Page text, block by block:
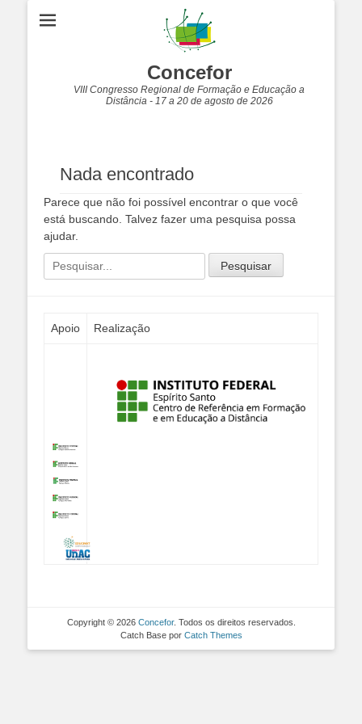
Concefor
VIII Congresso Regional de Formação e Educação a
Distância - 17 a 20 de agosto de 2026
Nada encontrado
Parece que não foi possível encontrar o que você
está buscando. Talvez fazer uma pesquisa possa
ajudar.
Pesquisar
por:
Apoio Realização
Copyright © 2026 Concefor. Todos os direitos reservados.
Catch Base por Catch Themes